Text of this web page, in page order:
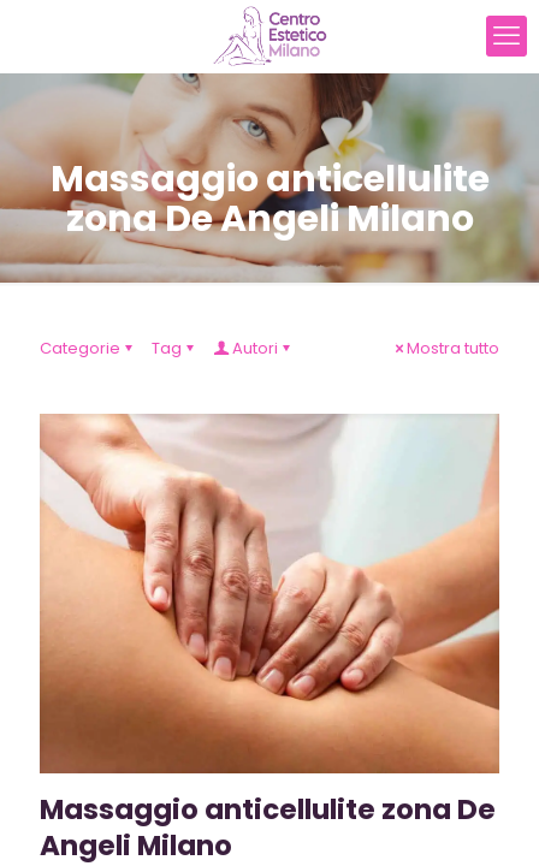
Massaggio anticellulite
zona De Angeli Milano
Categorie Tag Autori Mostra tutto
Massaggio anticellulite zona De
Angeli Milano